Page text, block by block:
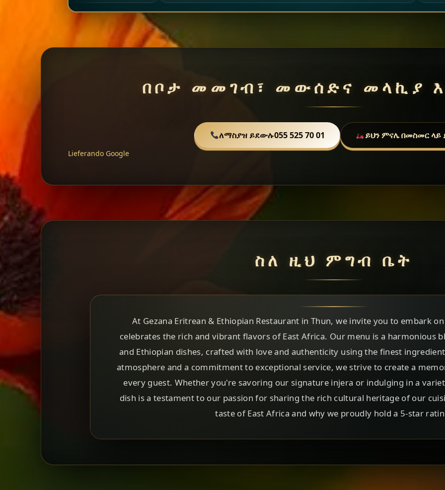
በቦታ መመገብ፣ መውሰድና መላኪያ
ለማስያዝ ይደውሉ055 525 70 01 ይህን ምናሌ በመስመር ላይ
Lieferando Google
ስለ ዚህ ምግብ ቤት
At Gezana Eritrean & Ethiopian Restaurant in Thun, we invite you to embark
celebrates the rich and vibrant flavors of East Africa. Our menu is a harmonious
and Ethiopian dishes, crafted with love and authenticity using the finest
atmosphere and a commitment to exceptional service, we strive to create a
every guest. Whether you're savoring our signature injera or indulging in a
dish is a testament to our passion for sharing the rich cultural heritage of our
taste of East Africa and why we proudly hold a 5-star